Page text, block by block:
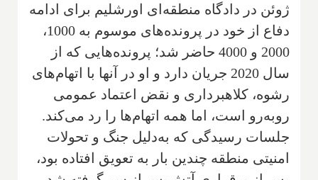
ژوئن در دادگاه منطقه‌ای اورشلیم برای ادامه
دفاع از خود در پرونده‌های موسوم به 1000،
2000 و 4000 حاضر شد؛ پرونده‌هایی که از
سال 2020 جریان دارد و او در آنها با اتهام‌های
رشوه، کلاهبرداری و نقض اعتماد عمومی
روبه‌رو است، اما همه اتهام‌ها را رد می‌کند.
جلسات رسیدگی که به‌دلیل جنگ و تحولات
امنیتی منطقه چندین بار به تعویق افتاده بود،